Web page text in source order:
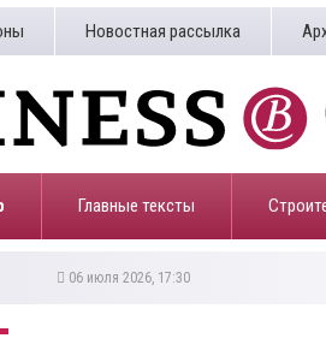
Новостная рассылка
Главные тексты
06 июля 2026, 17:30